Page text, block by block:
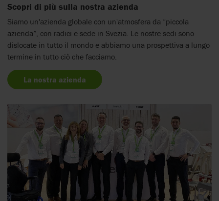
Scopri di più sulla nostra azienda
Siamo un'azienda globale con un'atmosfera da “piccola
azienda”, con radici e sede in Svezia. Le nostre sedi sono
dislocate in tutto il mondo e abbiamo una prospettiva a lungo
termine in tutto ciò che facciamo.
La nostra azienda